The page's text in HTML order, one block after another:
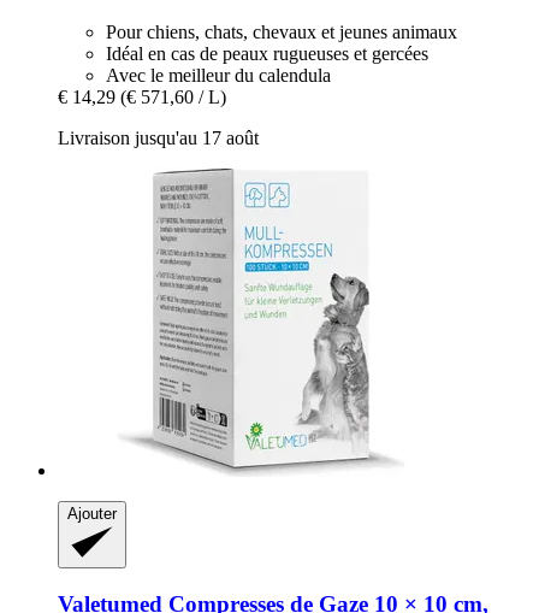
Pour chiens, chats, chevaux et jeunes animaux
Idéal en cas de peaux rugueuses et gercées
Avec le meilleur du calendula
€ 14,29 (€ 571,60 / L)
Livraison jusqu'au 17 août
Ajouter
Valetumed Compresses de Gaze 10 × 10 cm,